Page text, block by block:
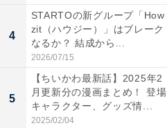
4
STARTOの新グループ「How
zit（ハウジー）」はブレーク
なるか？ 結成から...
2026/07/15
5
【ちいかわ最新話】2025年2
月更新分の漫画まとめ！ 登場
キャラクター、グッズ情...
2025/02/04